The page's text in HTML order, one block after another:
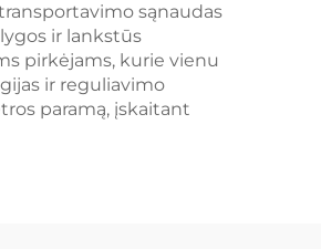
sąnaudas
ir lankstūs
pirkėjams, kurie vienu
ir reguliavimo
paramą, įskaitant